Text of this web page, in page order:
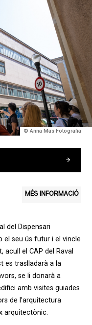
© Anna Mas Fotografia
MÉS INFORMACIÓ
del Dispensari
el seu ús futur i el vincle
acull el CAP del Raval
es traslladarà a la
se li donarà a
amb visites guiades
de l’arquitectura
arquitectònic.